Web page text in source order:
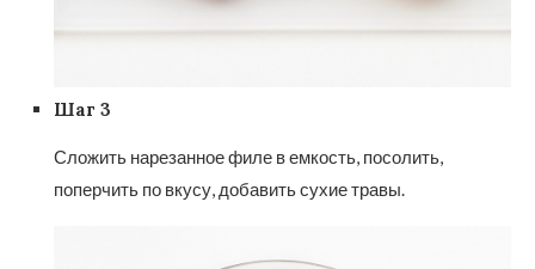
Шаг 3
Сложить нарезанное филе в емкость, посолить,
поперчить по вкусу, добавить сухие травы.